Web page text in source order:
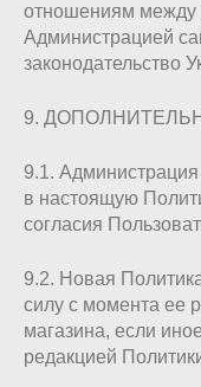
отношениям между
Администрацией
законодательство
9.
9.1.
в настоящую
согласия
9.2. Новая
силу с момента ее
магазина, если
редакцией